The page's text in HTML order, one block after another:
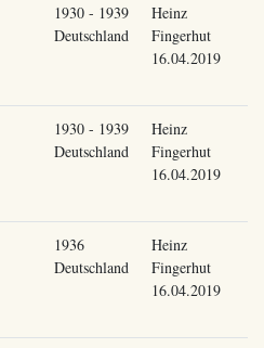
1930 - 1939
Deutschland
Heinz
Fingerhut
16.04.2019
1930 - 1939
Deutschland
Heinz
Fingerhut
16.04.2019
1936
Deutschland
Heinz
Fingerhut
16.04.2019